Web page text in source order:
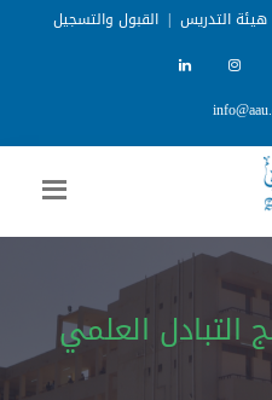
هيئة التدريس | القبول والتسجيل
التبادل العلمي